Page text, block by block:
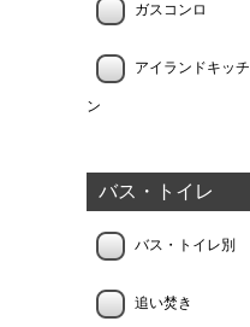
ガスコンロ
アイランドキッチ
ン
バス・トイレ
バス・トイレ別
追い焚き